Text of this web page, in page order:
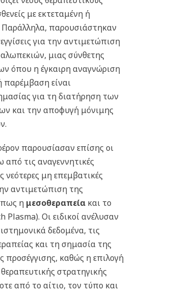
με εκτεταμένη ή
Παράλληλα, παρουσιάστηκαν
για την αντιμετώπιση
μιας σύνθετης
όπου η έγκαιρη αναγνώριση
παρέμβαση είναι
για τη διατήρηση των
και την αποφυγή μόνιμης
παρουσίασαν επίσης οι
από τις αναγεννητικές
νεότερες μη επεμβατικές
αντιμετώπιση της
η μεσοθεραπεία και το
Plasma). Οι ειδικοί ανέλυσαν
δεδομένα, τις
και τη σημασία της
προσέγγισης, καθώς η επιλογή
στρατηγικής
από το αίτιο, τον τύπο και